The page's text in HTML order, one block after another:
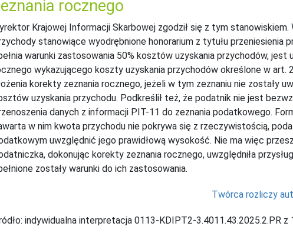
rocznego
Krajowej Informacji Skarbowej zgodził się z tym
stanowiące wyodrębnione honorarium z tytułu przeniesienia
warunki zastosowania 50% kosztów uzyskania przychodów, jest
wykazującego koszty uzyskania przychodów określone w art.
korekty zeznania rocznego, jeżeli w tym zeznaniu nie zostały
uzyskania przychodu. Podkreślił też, że podatnik nie jest
danych z informacji PIT-11 do zeznania podatkowego.
w nim kwota przychodu nie pokrywa się z rzeczywistością,
uwzględnić jego prawidłową wysokość. Nie ma więc
dokonując korekty zeznania rocznego, uwzględniła
zostały warunki do ich zastosowania.
Twórca rozliczy
indywidualna interpretacja 0113-KDIPT2-3.4011.43.2025.2.PR z